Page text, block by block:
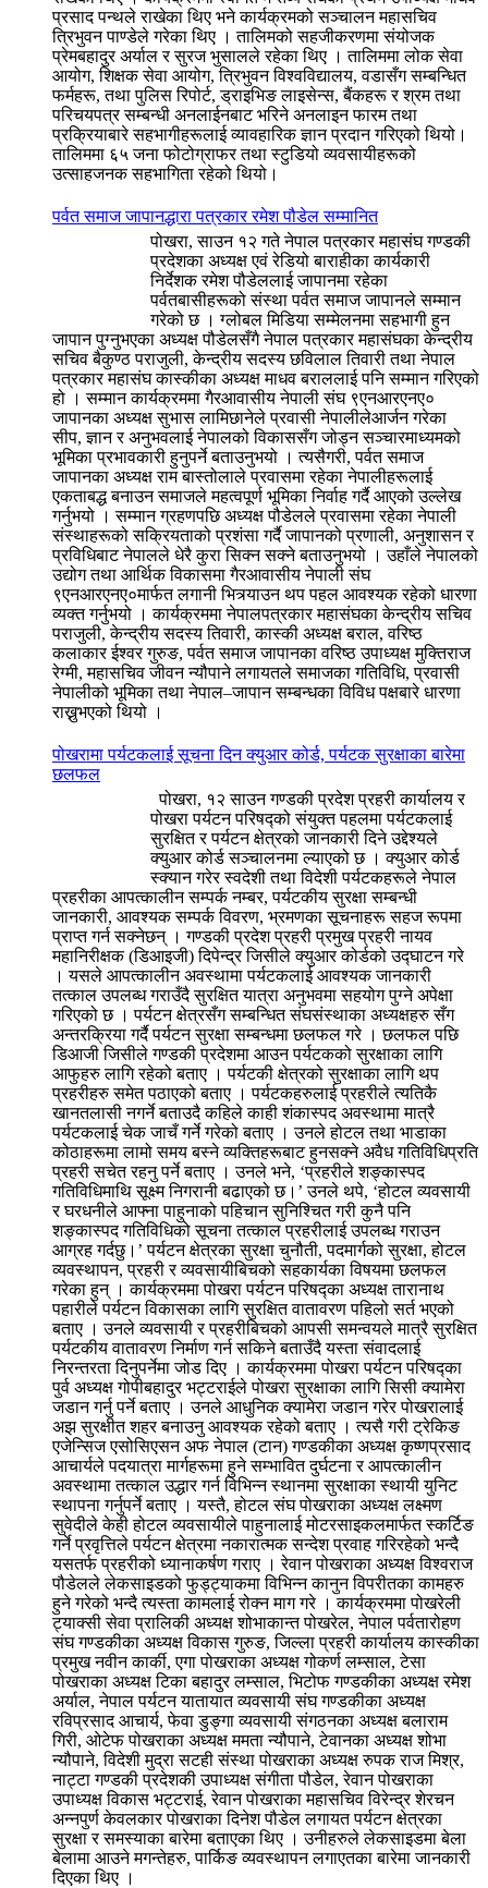
प्रसाद पन्थले राखेका थिए भने कार्यक्रमको सञ्चालन महासचिव
त्रिभुवन पाण्डेले गरेका थिए । तालिमको सहजीकरणमा संयोजक
प्रेमबहादुर अर्याल र सुरज भुसालले रहेका थिए । तालिममा लोक सेवा
आयोग, शिक्षक सेवा आयोग, त्रिभुवन विश्वविद्यालय, वडासँग सम्बन्धित
फर्महरू, तथा पुलिस रिपोर्ट, ड्राइभिङ लाइसेन्स, बैंकहरू र श्रम तथा
परिचयपत्र सम्बन्धी अनलाईनबाट भरिने अनलाइन फारम तथा
प्रक्रियाबारे सहभागीहरूलाई व्यावहारिक ज्ञान प्रदान गरिएको थियो।
तालिममा ६५ जना फोटोग्राफर तथा स्टुडियो व्यवसायीहरूको
उत्साहजनक सहभागिता रहेको थियो।
पर्वत समाज जापानद्धारा पत्रकार रमेश पौडेल सम्मानित
पोखरा, साउन १२ गते नेपाल पत्रकार महासंघ गण्डकी
प्रदेशका अध्यक्ष एवं रेडियो बाराहीका कार्यकारी
निर्देशक रमेश पौडेललाई जापानमा रहेका
पर्वतबासीहरूको संस्था पर्वत समाज जापानले सम्मान
गरेको छ । ग्लोबल मिडिया सम्मेलनमा सहभागी हुन
जापान पुग्नुभएका अध्यक्ष पौडेलसँगै नेपाल पत्रकार महासंघका केन्द्रीय
सचिव बैकुण्ठ पराजुली, केन्द्रीय सदस्य छविलाल तिवारी तथा नेपाल
पत्रकार महासंघ कास्कीका अध्यक्ष माधव बराललाई पनि सम्मान गरिएको
हो । सम्मान कार्यक्रममा गैरआवासीय नेपाली संघ ९एनआरएनए०
जापानका अध्यक्ष सुभास लामिछानेले प्रवासी नेपालीलेआर्जन गरेका
सीप, ज्ञान र अनुभवलाई नेपालको विकाससँग जोड्न सञ्चारमाध्यमको
भूमिका प्रभावकारी हुनुपर्ने बताउनुभयो । त्यसैगरी, पर्वत समाज
जापानका अध्यक्ष राम बास्तोलाले प्रवासमा रहेका नेपालीहरूलाई
एकताबद्ध बनाउन समाजले महत्वपूर्ण भूमिका निर्वाह गर्दै आएको उल्लेख
गर्नुभयो । सम्मान ग्रहणपछि अध्यक्ष पौडेलले प्रवासमा रहेका नेपाली
संस्थाहरूको सक्रियताको प्रशंसा गर्दै जापानको प्रणाली, अनुशासन र
प्रविधिबाट नेपालले धेरै कुरा सिक्न सक्ने बताउनुभयो । उहाँले नेपालको
उद्योग तथा आर्थिक विकासमा गैरआवासीय नेपाली संघ
९एनआरएनए०मार्फत लगानी भित्र्याउन थप पहल आवश्यक रहेको धारणा
व्यक्त गर्नुभयो । कार्यक्रममा नेपालपत्रकार महासंघका केन्द्रीय सचिव
पराजुली, केन्द्रीय सदस्य तिवारी, कास्की अध्यक्ष बराल, वरिष्ठ
कलाकार ईश्वर गुरुङ, पर्वत समाज जापानका वरिष्ठ उपाध्यक्ष मुक्तिराज
रेग्मी, महासचिव जीवन न्यौपाने लगायतले समाजका गतिविधि, प्रवासी
नेपालीको भूमिका तथा नेपाल–जापान सम्बन्धका विविध पक्षबारे धारणा
राख्नुभएको थियो ।
पोखरामा पर्यटकलाई सूचना दिन क्युआर कोर्ड, पर्यटक सुरक्षाका बारेमा
छलफल
पोखरा, १२ साउन गण्डकी प्रदेश प्रहरी कार्यालय र
पोखरा पर्यटन परिषद्को संयुक्त पहलमा पर्यटकलाई
सुरक्षित र पर्यटन क्षेत्रको जानकारी दिने उद्देश्यले
क्युआर कोर्ड सञ्चालनमा ल्याएको छ । क्युआर कोर्ड
स्क्यान गरेर स्वदेशी तथा विदेशी पर्यटकहरूले नेपाल
प्रहरीका आपत्कालीन सम्पर्क नम्बर, पर्यटकीय सुरक्षा सम्बन्धी
जानकारी, आवश्यक सम्पर्क विवरण, भ्रमणका सूचनाहरू सहज रूपमा
प्राप्त गर्न सक्नेछन् । गण्डकी प्रदेश प्रहरी प्रमुख प्रहरी नायव
महानिरीक्षक (डिआइजी) दिपेन्द्र जिसीले क्युआर कोर्डको उद्घाटन गरे
। यसले आपत्कालीन अवस्थामा पर्यटकलाई आवश्यक जानकारी
तत्काल उपलब्ध गराउँदै सुरक्षित यात्रा अनुभवमा सहयोग पुग्ने अपेक्षा
गरिएको छ । पर्यटन क्षेत्रसँग सम्बन्धित संघसंस्थाका अध्यक्षहरु सँग
अन्तरक्रिया गर्दै पर्यटन सुरक्षा सम्बन्धमा छलफल गरे । छलफल पछि
डिआजी जिसीले गण्डकी प्रदेशमा आउन पर्यटकको सुरक्षाका लागि
आफुहरु लागि रहेको बताए । पर्यटकी क्षेत्रको सुरक्षाका लागि थप
प्रहरीहरु समेत पठाएको बताए । पर्यटकहरुलाई प्रहरीले त्यतिकै
खानतलासी नगर्ने बताउदै कहिले काही शंकास्पद अवस्थामा मात्रै
पर्यटकलाई चेक जाचँ गर्ने गरेको बताए । उनले होटल तथा भाडाका
कोठाहरूमा लामो समय बस्ने व्यक्तिहरूबाट हुनसक्ने अवैध गतिविधिप्रति
प्रहरी सचेत रहनु पर्ने बताए । उनले भने, ‘प्रहरीले शङ्कास्पद
गतिविधिमाथि सूक्ष्म निगरानी बढाएको छ।’ उनले थपे, ‘होटल व्यवसायी
र घरधनीले आफ्ना पाहुनाको पहिचान सुनिश्चित गरी कुनै पनि
शङ्कास्पद गतिविधिको सूचना तत्काल प्रहरीलाई उपलब्ध गराउन
आग्रह गर्दछु।’ पर्यटन क्षेत्रका सुरक्षा चुनौती, पदमार्गको सुरक्षा, होटल
व्यवस्थापन, प्रहरी र व्यवसायीबिचको सहकार्यका विषयमा छलफल
गरेका हुन् । कार्यक्रममा पोखरा पर्यटन परिषद्का अध्यक्ष तारानाथ
पहारीले पर्यटन विकासका लागि सुरक्षित वातावरण पहिलो सर्त भएको
बताए । उनले व्यवसायी र प्रहरीबिचको आपसी समन्वयले मात्रै सुरक्षित
पर्यटकीय वातावरण निर्माण गर्न सकिने बताउँदै यस्ता संवादलाई
निरन्तरता दिनुपर्नेमा जोड दिए । कार्यक्रममा पोखरा पर्यटन परिषद्का
पुर्व अध्यक्ष गोपीबहादुर भट्टराईले पोखरा सुरक्षाका लागि सिसी क्यामेरा
जडान गर्नु पर्ने बताए । उनले आधुनिक क्यामेरा जडान गरेर पोखरालाई
अझ सुरक्षीत शहर बनाउनु आवश्यक रहेको बताए । त्यसै गरी ट्रेकिङ
एजेन्सिज एसोसिएसन अफ नेपाल (टान) गण्डकीका अध्यक्ष कृष्णप्रसाद
आचार्यले पदयात्रा मार्गहरूमा हुने सम्भावित दुर्घटना र आपत्कालीन
अवस्थामा तत्काल उद्धार गर्न विभिन्न स्थानमा सुरक्षाका स्थायी युनिट
स्थापना गर्नुपर्ने बताए । यस्तै, होटल संघ पोखराका अध्यक्ष लक्ष्मण
सुवेदीले केही होटल व्यवसायीले पाहुनालाई मोटरसाइकलमार्फत स्कर्टिङ
गर्ने प्रवृत्तिले पर्यटन क्षेत्रमा नकारात्मक सन्देश प्रवाह गरिरहेको भन्दै
यसतर्फ प्रहरीको ध्यानाकर्षण गराए । रेवान पोखराका अध्यक्ष विश्वराज
पौडेलले लेकसाइडको फुड्ट्याकमा विभिन्न कानुन विपरीतका कामहरु
हुने गरेको भन्दै त्यस्ता कामलाई रोक्न माग गरे । कार्यक्रममा पोखरेली
ट्याक्सी सेवा प्रालिकी अध्यक्ष शोभाकान्त पोखरेल, नेपाल पर्वतारोहण
संघ गण्डकीका अध्यक्ष विकास गुरुङ, जिल्ला प्रहरी कार्यालय कास्कीका
प्रमुख नवीन कार्की, एगा पोखराका अध्यक्ष गोकर्ण लम्साल, टेसा
पोखराका अध्यक्ष टिका बहादुर लम्साल, भिटोफ गण्डकीका अध्यक्ष रमेश
अर्याल, नेपाल पर्यटन यातायात व्यवसायी संघ गण्डकीका अध्यक्ष
रविप्रसाद आचार्य, फेवा डुङ्गा व्यवसायी संगठनका अध्यक्ष बलाराम
गिरी, ओटेफ पोखराका अध्यक्ष ममता न्यौपाने, टेवानका अध्यक्ष शोभा
न्यौपाने, विदेशी मुद्रा सटही संस्था पोखराका अध्यक्ष रुपक राज मिश्र,
नाट्टा गण्डकी प्रदेशकी उपाध्यक्ष संगीता पौडेल, रेवान पोखराका
उपाध्यक्ष विकास भट्टराई, रेवान पोखराका महासचिव विरेन्द्र शेरचन
अन्नपुर्ण केवलकार पोखराका दिनेश पौडेल लगायत पर्यटन क्षेत्रका
सुरक्षा र समस्याका बारेमा बताएका थिए । उनीहरुले लेकसाइडमा बेला
बेलामा आउने मगन्तेहरु, पार्किङ व्यवस्थापन लगाएतका बारेमा जानकारी
दिएका थिए ।